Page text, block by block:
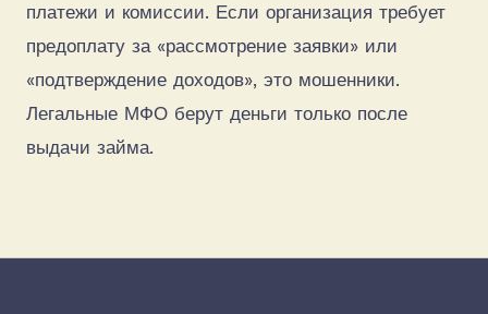
платежи и комиссии. Если организация требует
предоплату за «рассмотрение заявки» или
«подтверждение доходов», это мошенники.
Легальные МФО берут деньги только после
выдачи займа.